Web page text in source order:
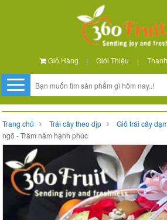
Giỏ Hàng | Giới Thiệu |
Trang chủ Trái cây theo dịp Giỏ trái cây
ngõ - Trăm năm hạnh phúc